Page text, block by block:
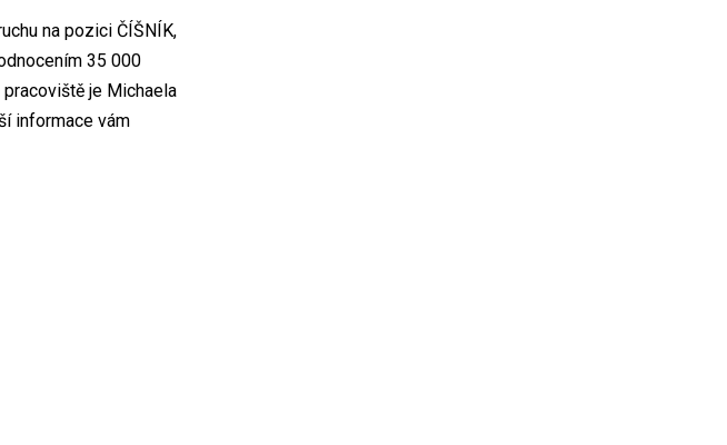
na pozici ČÍŠNÍK,
35 000
je Michaela
informace vám